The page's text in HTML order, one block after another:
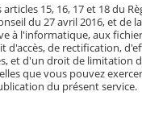
15, 16, 17 et 18 du
du 27 avril 2016, et de
à l'informatique, aux
d'accès, de rectification,
et d'un droit de limitation
que vous pouvez
du présent service.